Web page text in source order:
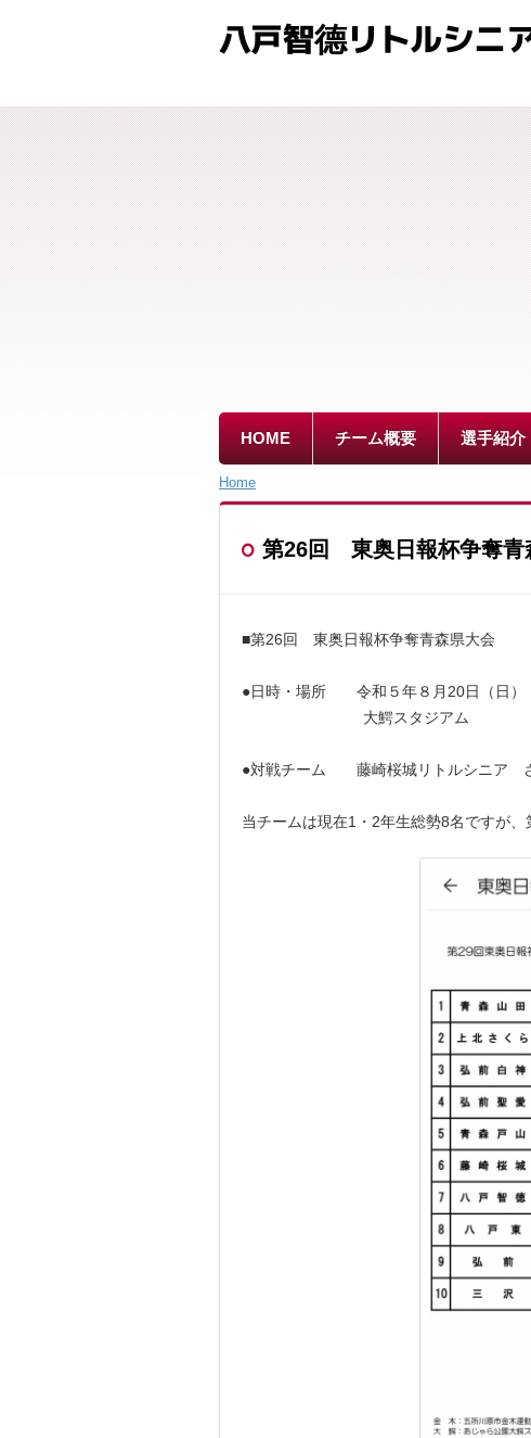
八戸智德リトルシニ
HOME チーム概要 選手紹介
Home
第26回 東奥日報杯争奪青
■第26回 東奥日報杯争奪青森県大会
●日時・場所 令和５年８月20日（日
大鰐スタジアム
●対戦チーム 藤崎桜城リトルシニア
当チームは現在1・2年生総勢8名ですが